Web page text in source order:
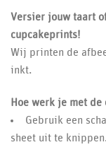
Versier jouw taart
cupcakeprints!
Wij printen de
inkt.
Hoe werk je met
Gebruik een
sheet uit te knippen.